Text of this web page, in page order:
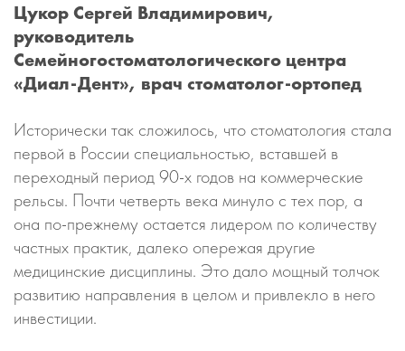
Цукор Сергей Владимирович,
руководитель
Семейногостоматологического центра
«Диал-Дент», врач стоматолог-ортопед
Исторически так сложилось, что стоматология стала
первой в России специальностью, вставшей в
переходный период 90-х годов на коммерческие
рельсы. Почти четверть века минуло с тех пор, а
она по-прежнему остается лидером по количеству
частных практик, далеко опережая другие
медицинские дисциплины. Это дало мощный толчок
развитию направления в целом и привлекло в него
инвестиции.